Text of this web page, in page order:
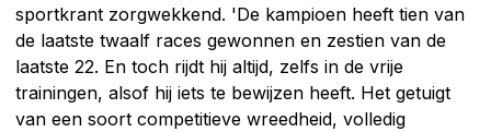
sportkrant zorgwekkend. 'De kampioen heeft tien van
de laatste twaalf races gewonnen en zestien van de
laatste 22. En toch rijdt hij altijd, zelfs in de vrije
trainingen, alsof hij iets te bewijzen heeft. Het getuigt
van een soort competitieve wreedheid, volledig